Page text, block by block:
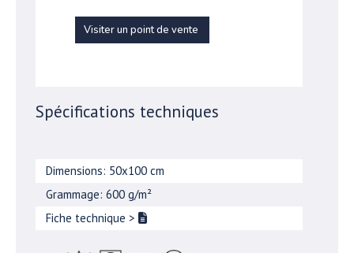
Visiter un point de vente
Spécifications techniques
Dimensions: 50x100 cm
Grammage: 600 g/m²
Fiche technique >